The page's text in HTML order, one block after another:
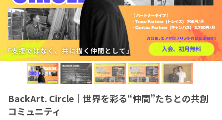
BackArt. Circle｜世界を彩る“仲間”たちとの共創
コミュニティ